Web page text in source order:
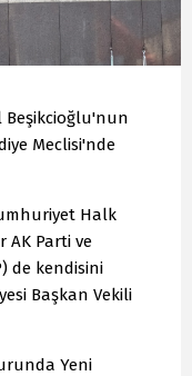
Beşikcioğlu'nun
Meclisi'nde
Halk
AK Parti ve
de kendisini
Başkan Vekili
Yeni